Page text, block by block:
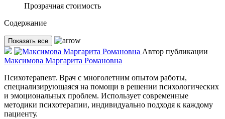
Прозрачная стоимость
Содержание
Показать все
Автор публикации
Максимова Маргарита Романовна
Психотерапевт. Врач с многолетним опытом работы,
специализирующаяся на помощи в решении психологических
и эмоциональных проблем. Использует современные
методики психотерапии, индивидуально подходя к каждому
пациенту.